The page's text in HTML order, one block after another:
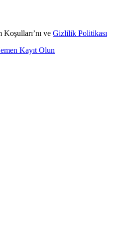
ve Gizlilik Politikası
Kayıt Olun